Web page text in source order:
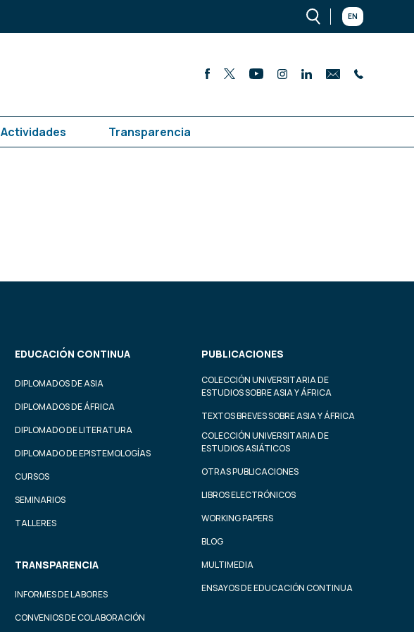
EN
Actividades Transparencia
EDUCACIÓN CONTINUA
DIPLOMADOS DE ASIA
DIPLOMADOS DE ÁFRICA
DIPLOMADO DE LITERATURA
DIPLOMADO DE EPISTEMOLOGÍAS
CURSOS
SEMINARIOS
TALLERES
TRANSPARENCIA
INFORMES DE LABORES
CONVENIOS DE COLABORACIÓN
PUBLICACIONES
COLECCIÓN UNIVERSITARIA DE
ESTUDIOS SOBRE ASIA Y ÁFRICA
TEXTOS BREVES SOBRE ASIA Y ÁFRICA
COLECCIÓN UNIVERSITARIA DE
ESTUDIOS ASIÁTICOS
OTRAS PUBLICACIONES
LIBROS ELECTRÓNICOS
WORKING PAPERS
BLOG
MULTIMEDIA
ENSAYOS DE EDUCACIÓN CONTINUA